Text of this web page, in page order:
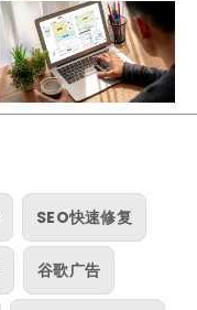
SEO快速修复
谷歌广告